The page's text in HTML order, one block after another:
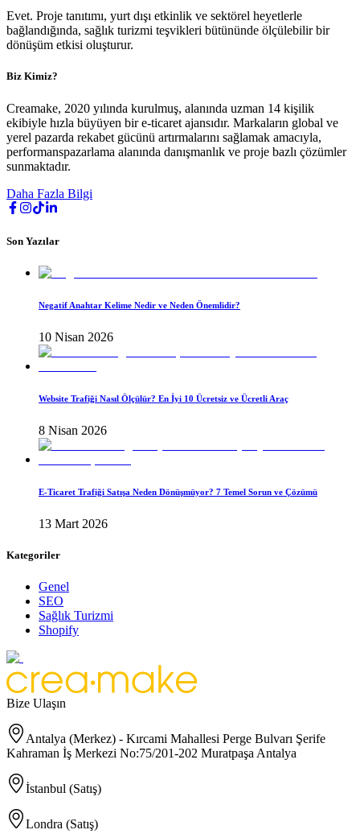
Evet. Proje tanıtımı, yurt dışı etkinlik ve sektörel heyetlerle
bağlandığında, sağlık turizmi teşvikleri bütününde ölçülebilir bir
dönüşüm etkisi oluşturur.
Biz Kimiz?
Creamake, 2020 yılında kurulmuş, alanında uzman 14 kişilik
ekibiyle hızla büyüyen bir e-ticaret ajansıdır. Markaların global ve
yerel pazarda rekabet gücünü artırmalarını sağlamak amacıyla,
performanspazarlama alanında danışmanlık ve proje bazlı çözümler
sunmaktadır.
Daha Fazla Bilgi
Son Yazılar
Negatif Anahtar Kelime Nedir ve Neden Önemlidir?
10 Nisan 2026
Website Trafiği Nasıl Ölçülür? En İyi 10 Ücretsiz ve Ücretli Araç
8 Nisan 2026
E-Ticaret Trafiği Satışa Neden Dönüşmüyor? 7 Temel Sorun ve Çözümü
13 Mart 2026
Kategoriler
Genel
SEO
Sağlık Turizmi
Shopify
Bize Ulaşın
Antalya (Merkez) - Kırcami Mahallesi Perge Bulvarı Şerife
Kahraman İş Merkezi No:75/201-202 Muratpaşa Antalya
İstanbul (Satış)
Londra (Satış)